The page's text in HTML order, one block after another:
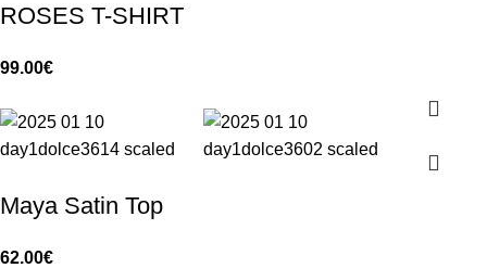
ROSES T-SHIRT
99.00€
Maya Satin Top
62.00€